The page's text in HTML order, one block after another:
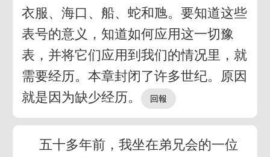
衣服、海口、船、蛇和虺。要知道这些
表号的意义，知道如何应用这一切豫
表，并将它们应用到我们的情况里，就
需要经历。本章封闭了许多世纪。原因
就是因为缺少经历。
五十多年前，我坐在弟兄会的一位